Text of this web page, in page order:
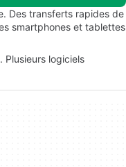
Des transferts rapides de
smartphones et tablettes
Plusieurs logiciels